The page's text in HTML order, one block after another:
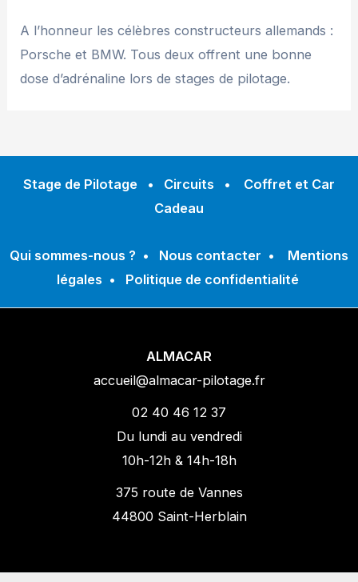
A l’honneur les célèbres constructeurs allemands :
Porsche et BMW. Tous deux offrent une bonne
dose d’adrénaline lors de stages de pilotage.
Stage de Pilotage • Circuits • Coffret et Car
Cadeau
Qui sommes-nous ? • Nous contacter • Mentions
légales • Politique de confidentialité
ALMACAR
accueil@almacar-pilotage.fr
02 40 46 12 37
Du lundi au vendredi
10h-12h & 14h-18h
375 route de Vannes
44800 Saint-Herblain